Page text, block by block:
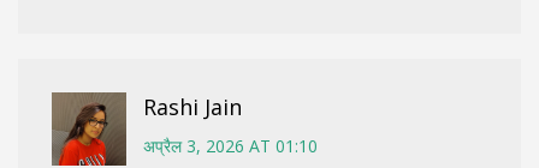
Rashi Jain
अप्रैल 3, 2026 AT 01:10